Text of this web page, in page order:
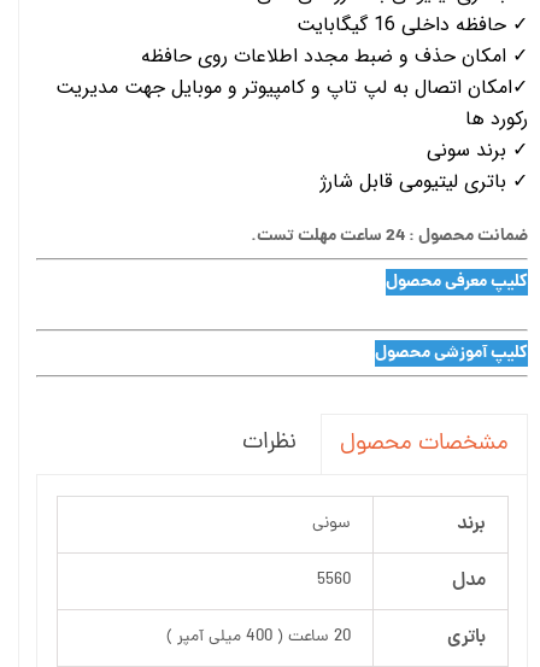
✓ حافظه داخلی 16 گیگابایت
✓ امکان حذف و ضبط مجدد اطلاعات روی حافظه
✓امکان اتصال به لپ تاپ و کامپیوتر و موبایل جهت مدیریت
رکورد ها
✓ برند سونی
✓ باتری لیتیومی قابل شارژ
ضمانت محصول : 24 ساعت مهلت تست.
کلیپ معرفی محصول
کلیپ آموزشی محصول
مشخصات محصول نظرات
برند سونی
مدل 5560
باتری 20 ساعت ( 400 میلی آمپر )